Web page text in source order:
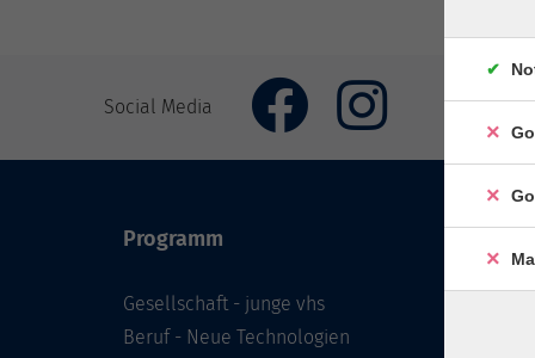
Social Media
Programm
Gesellschaft - junge vhs
Beruf - Neue Technologien